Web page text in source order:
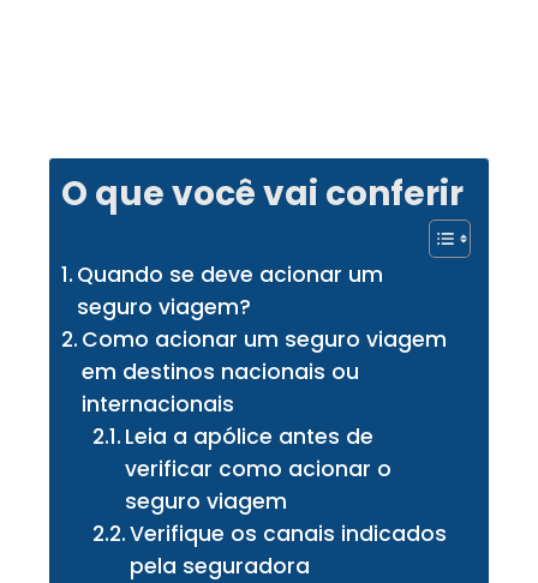
O que você vai conferir
Quando se deve acionar um
seguro viagem?
Como acionar um seguro viagem
em destinos nacionais ou
internacionais
Leia a apólice antes de
verificar como acionar o
seguro viagem
Verifique os canais indicados
pela seguradora